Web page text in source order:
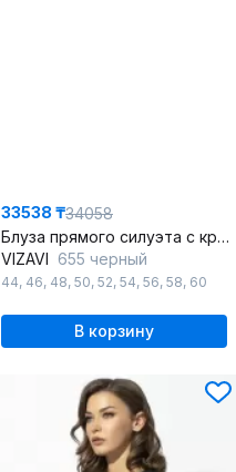
33538 ₸34058
Блуза прямого силуэта с кружевом и пуговицами
VIZAVI 655 черный
44, 46, 48, 50, 52, 54, 56, 58, 60
В корзину